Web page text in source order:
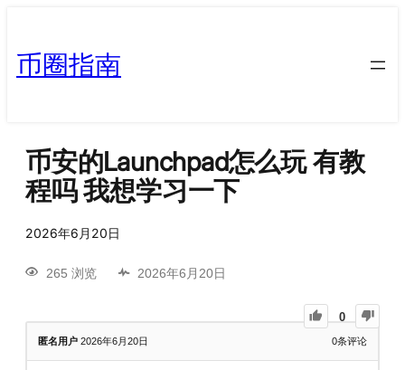
币圈指南
币安的Launchpad怎么玩 有教
程吗 我想学习一下
2026年6月20日
265 浏览 2026年6月20日
0
匿名用户 2026年6月20日 0条评论